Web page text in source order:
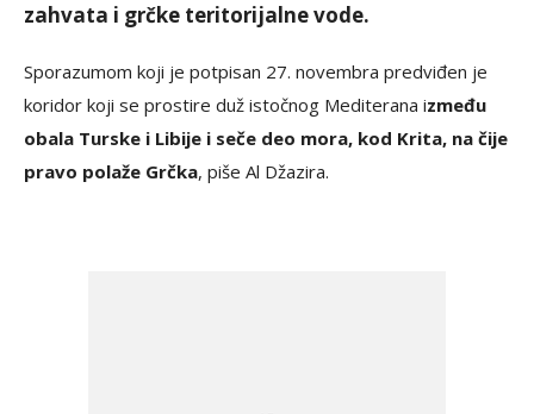
zahvata i grčke teritorijalne vode.
Sporazumom koji je potpisan 27. novembra predviđen je
koridor koji se prostire duž istočnog Mediterana između
obala Turske i Libije i seče deo mora, kod Krita, na čije
pravo polaže Grčka, piše Al Džazira.